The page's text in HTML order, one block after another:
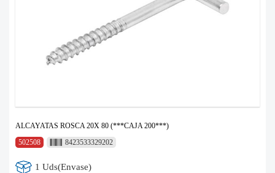
ALCAYATAS ROSCA 20X 80 (***CAJA 200***)
502508
8423533329202
1 Uds(Envase)